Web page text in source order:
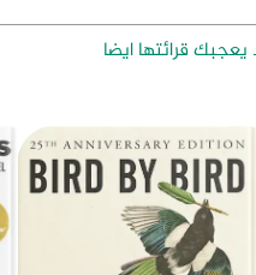
قرائتها ايضا